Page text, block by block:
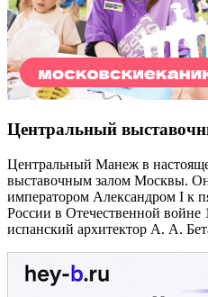
Центральный
Центральный Манеж в
выставочным залом Москвы.
императором Александром I к
России в Отечественной войне
испанский архитектор А. А.